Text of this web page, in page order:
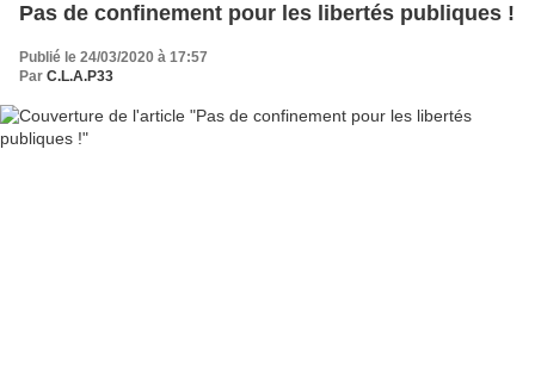
Pas de confinement pour les libertés publiques !
Publié le 24/03/2020 à 17:57
Par C.L.A.P33